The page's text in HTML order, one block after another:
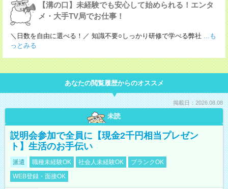
【溝の口】未経験でも安心して始められる！エンタ
メ・大手TV局でお仕事！
＼日数を自由に選べる！／ 知識不要○しっかり研修で学べる弊社 ...も
っとみる
あなたの閲覧履歴からのオススメ
掲載日：2026.08.08
未読
説明会参加で全員に【現金2千円相当プレゼン
ト】生活のお手伝い
派遣 職種未経験OK 社会人未経験OK
ブランクOK
WEB登録・面接OK